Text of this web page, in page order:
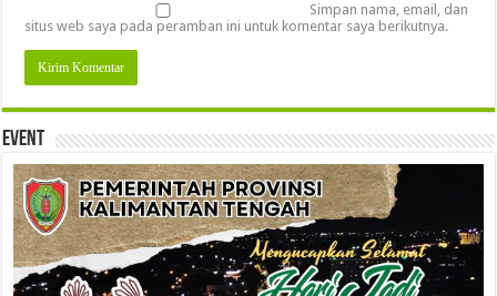
Simpan nama, email, dan
situs web saya pada peramban ini untuk komentar saya berikutnya.
Event